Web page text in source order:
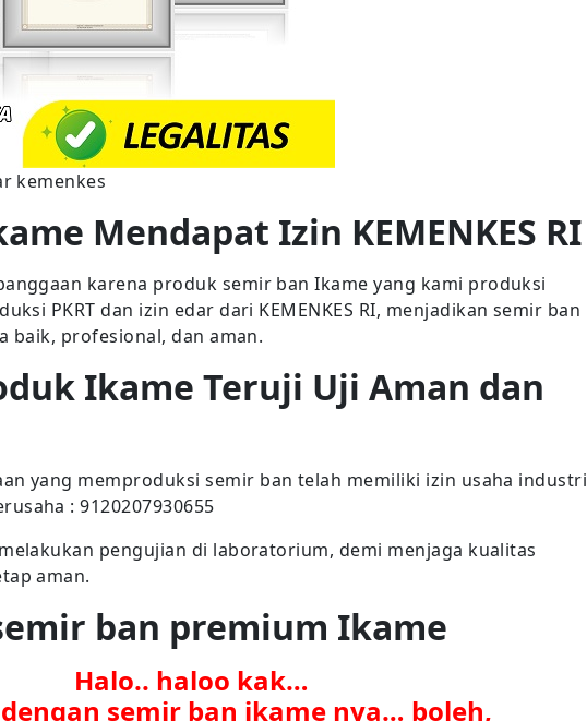
kemenkes
Mendapat Izin KEMENKES RI
karena produk semir ban Ikame yang kami produksi
PKRT dan izin edar dari KEMENKES RI, menjadikan semir ban
baik, profesional, dan aman.
Ikame Teruji Uji Aman dan
yang memproduksi semir ban telah memiliki izin usaha industri
: 9120207930655
pengujian di laboratorium, demi menjaga kualitas
aman.
ban premium Ikame
Halo.. haloo kak…
semir ban ikame nya… boleh,